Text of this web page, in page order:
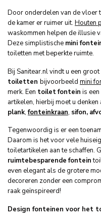
Door onderdelen van de vloer
de kamer er ruimer uit. Houten
waskommen helpen de illusie
Deze simplistische mini
toiletten met beperkte ruimte.
Bij Sanitear.nl vindt u een
toiletten bijvoorbeeld mini
merk. Een toiletfontein is
artikelen, hierbij moet u
plank,fonteinkraan, sifon,
Tegenwoordig is er een
Daarom is het voor vele
toiletartikelen aan te schaffen.
ruimtebesparende fontein
even elegant als de grotere
decoreren zonder een
raak geïnspireerd!
Design fonteinen voor het